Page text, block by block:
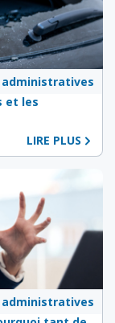
et les
LIRE PLUS